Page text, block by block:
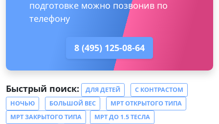
подготовке можно позвонив по
телефону
8 (495) 125-08-64
Быстрый поиск: ДЛЯ ДЕТЕЙ
С КОНТРАСТОМ
НОЧЬЮ
БОЛЬШОЙ ВЕС
МРТ ОТКРЫТОГО ТИПА
МРТ ЗАКРЫТОГО ТИПА
МРТ ДО 1.5 ТЕСЛА